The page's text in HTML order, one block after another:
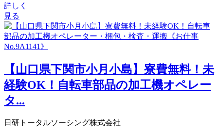
詳しく
見る
【山口県下関市小月小島】寮費無料！未
経験OK！自転車部品の加工機オペレー
タ...
日研トータルソーシング株式会社